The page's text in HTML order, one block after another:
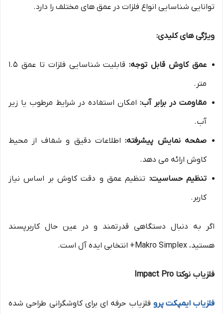
توانایی شناسایی انواع فلزات در عمق های مختلف را دارد.
ویژگی های کلیدی:
عمق کاوش قابل توجه:
قابلیت شناسایی فلزات تا عمق 1.5
متر.
مقاومت در برابر آب: امکان استفاده در شرایط مرطوب یا زیر
آب.
صفحه نمایش پیشرفته:اطلاعات دقیق و شفاف از محیط
کاوش ارائه می دهد.
تنظیم حساسیت: تنظیم عمق و دقت کاوش بر اساس نیاز
کاربر.
اگر به دنبال دستگاهی قدرتمند و در عین حال کاربرپسند
هستید، Makro Simplex+ انتخابی ایده آل است.
فلزیاب نوکتا Impact Pro
فلزیاب ایمپکت پرو فلزیاب حرفه ای برای کاوشگرانی طراحی شده